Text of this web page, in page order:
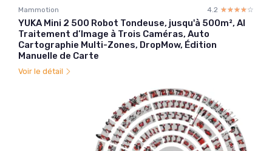
Mammotion 4.2 ☆☆☆☆☆
★★★★★
YUKA Mini 2 500 Robot Tondeuse, jusqu'à 500m², AI
Traitement d’Image à Trois Caméras, Auto
Cartographie Multi-Zones, DropMow, Édition
Manuelle de Carte
Voir le détail